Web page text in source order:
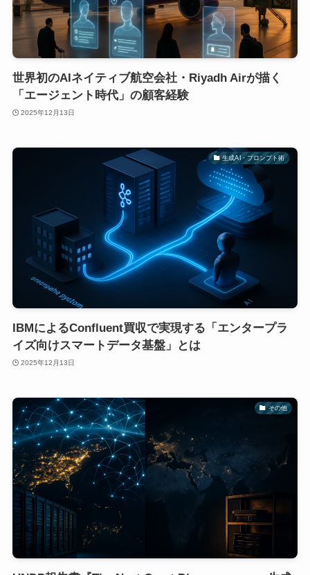
世界初のAIネイティブ航空会社・Riyadh Airが描く
「エージェント時代」の顧客経験
2025年12月13日
生成AI・プロンプト術
IBMによるConfluent買収で実現する「エンタープラ
イズ向けスマートデータ基盤」とは
2025年12月13日
その他